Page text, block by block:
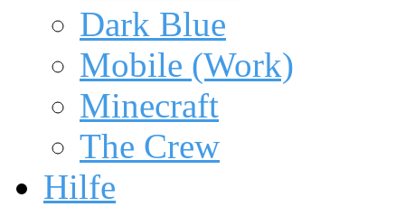
Dark Blue
Mobile (Work)
Minecraft
The Crew
Hilfe